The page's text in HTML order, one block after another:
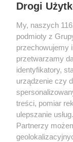
ul.
Drogi
My, naszych
podmioty z
przechowujemy
przetwarzamy
identyfikatory,
urządzenie czy
treści, pomiar
ulepszanie
Partnerzy